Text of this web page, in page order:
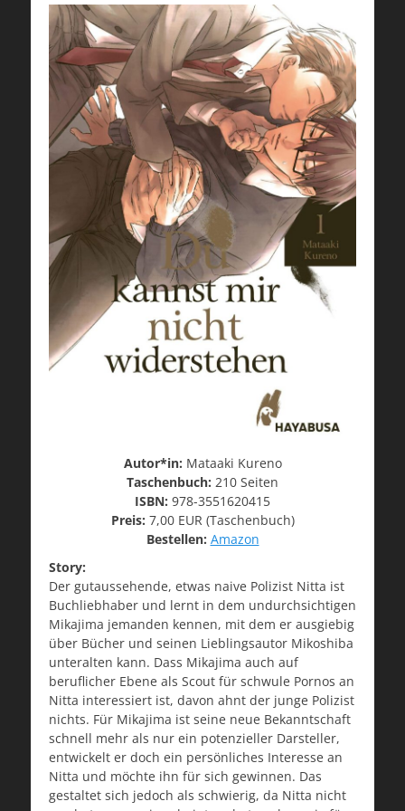
Autor*in: Mataaki Kureno
Taschenbuch: 210 Seiten
ISBN: 978-3551620415
Preis: 7,00 EUR (Taschenbuch)
Bestellen: Amazon
Story:
Der gutaussehende, etwas naive Polizist Nitta ist
Buchliebhaber und lernt in dem undurchsichtigen
Mikajima jemanden kennen, mit dem er ausgiebig
über Bücher und seinen Lieblingsautor Mikoshiba
unteralten kann. Dass Mikajima auch auf
beruflicher Ebene als Scout für schwule Pornos an
Nitta interessiert ist, davon ahnt der junge Polizist
nichts. Für Mikajima ist seine neue Bekanntschaft
schnell mehr als nur ein potenzieller Darsteller,
entwickelt er doch ein persönliches Interesse an
Nitta und möchte ihn für sich gewinnen. Das
gestaltet sich jedoch als schwierig, da Nitta nicht